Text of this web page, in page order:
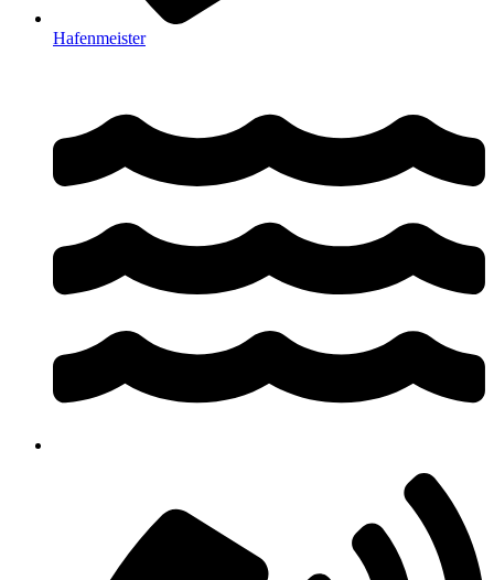
Hafenmeister